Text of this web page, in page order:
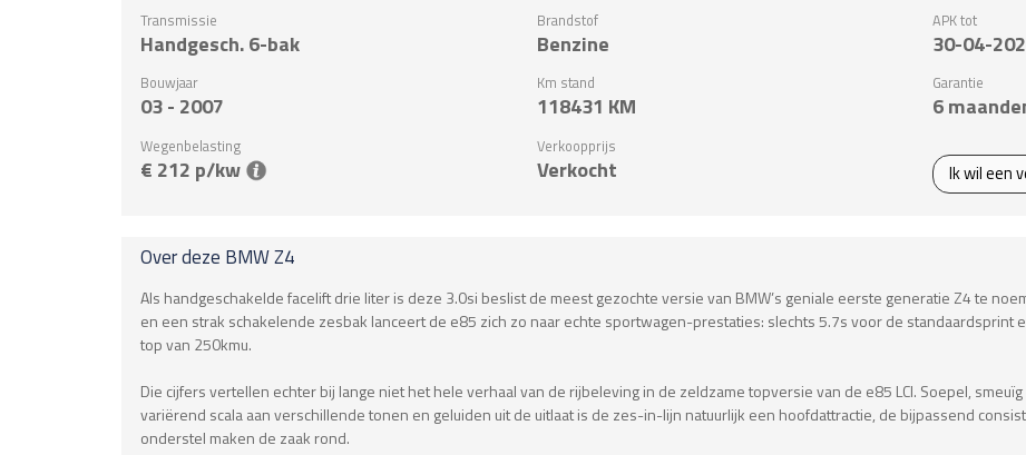
Transmissie
Handgesch. 6-bak
Brandstof
Benzine
APK tot
30-04-
Bouwjaar
03 - 2007
Km stand
118431 KM
Garantie
6
Wegenbelasting
€ 212 p/kw
Verkoopprijs
Verkocht Ik wil een
Over deze BMWZ4
Als handgeschakelde facelift drie liter is deze 3.0si beslist de meest gezochte versie van BMW’s geniale eerste generatie Z4 te
en een strak schakelende zesbak lanceert de e85 zich zo naar echte sportwagen-prestaties: slechts 5.7s voor de standaardsprint
top van 250kmu.
Die cijfers vertellen echter bij lange niet het hele verhaal van de rijbeleving in de zeldzame topversie van de e85 LCI. Soepel,
variërend scala aan verschillende tonen en geluiden uit de uitlaat is de zes-in-lijn natuurlijk een hoofdattractie, de bijpassend
onderstel maken de zaak rond.